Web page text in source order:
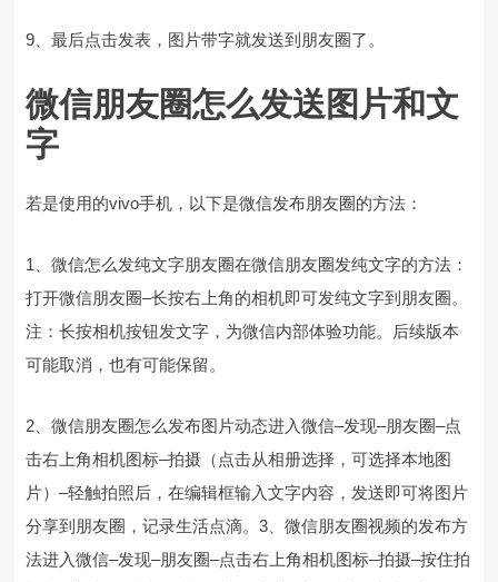
9、最后点击发表，图片带字就发送到朋友圈了。
微信朋友圈怎么发送图片和文
字
若是使用的vivo手机，以下是微信发布朋友圈的方法：
1、微信怎么发纯文字朋友圈在微信朋友圈发纯文字的方法：
打开微信朋友圈–长按右上角的相机即可发纯文字到朋友圈。
注：长按相机按钮发文字，为微信内部体验功能。后续版本
可能取消，也有可能保留。
2、微信朋友圈怎么发布图片动态进入微信–发现–朋友圈–点
击右上角相机图标–拍摄（点击从相册选择，可选择本地图
片）–轻触拍照后，在编辑框输入文字内容，发送即可将图片
分享到朋友圈，记录生活点滴。3、微信朋友圈视频的发布方
法进入微信–发现–朋友圈–点击右上角相机图标–拍摄–按住拍